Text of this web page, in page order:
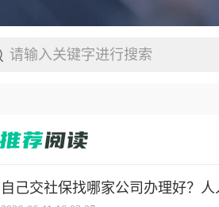
自己交社保找哪家公司办理好？人